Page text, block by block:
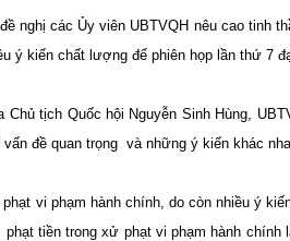
nghị các Ủy viên UBTVQH nêu cao tinh
ý kiến chất lượng để phiênhọplần thứ 7
Chủ tịch Quốc hội Nguyễn Sinh Hùng,
đề quan trọng và những ý kiến khác
phạt vi phạm hành chính, do còn nhiều ý
tiền trong xử phạt vi phạm hành chính